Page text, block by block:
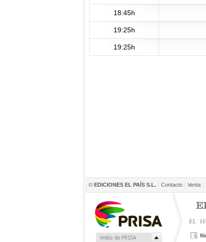
18:45h
19:25h
19:25h
© EDICIONES EL PAÍS S.L. Contacto Venta